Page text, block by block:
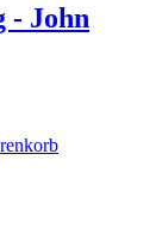
- John